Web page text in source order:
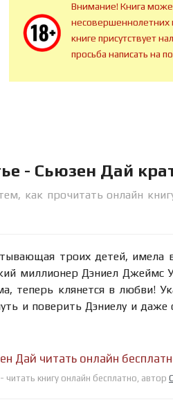
Внимание! Книга
несовершеннолетних
книге присутствует
просьба написать на
- Сьюзен Дай
как прочитать онлайн
троих детей, имела
миллионер Дэниел Джеймс
теперь клянется в любви!
и поверить Дэниелу и
Дай читать онлайн
книгу онлайн бесплатно, автор